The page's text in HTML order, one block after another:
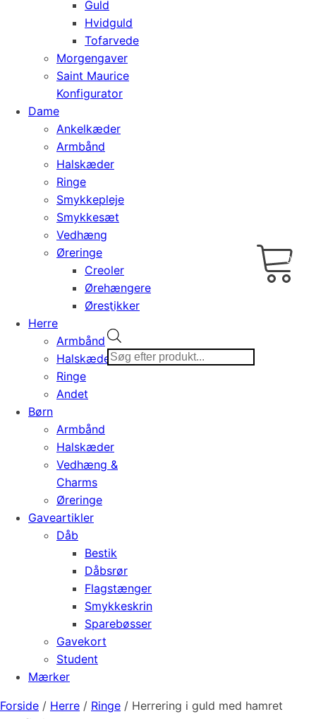
Guld
Hvidguld
Tofarvede
Morgengaver
Saint Maurice
Konfigurator
Dame
Ankelkæder
Armbånd
Halskæder
Ringe
Smykkepleje
Smykkesæt
Vedhæng
Øreringe
Creoler
Ørehængere
Ørestikker
Herre
Armbånd
Halskæder
Ringe
Andet
Børn
Armbånd
Halskæder
Vedhæng &
Charms
Øreringe
Gaveartikler
Dåb
Bestik
Dåbsrør
Flagstænger
Smykkeskrin
Sparebøsser
Gavekort
Student
Mærker
search
0,00
Forside / Herre / Ringe / Herrering i guld med hamret